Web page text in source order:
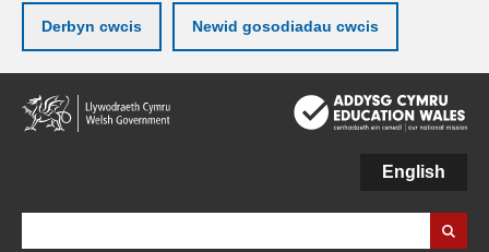
Derbyn cwcis Newid gosodiadau cwcis
Neidio
i'r
prif
English